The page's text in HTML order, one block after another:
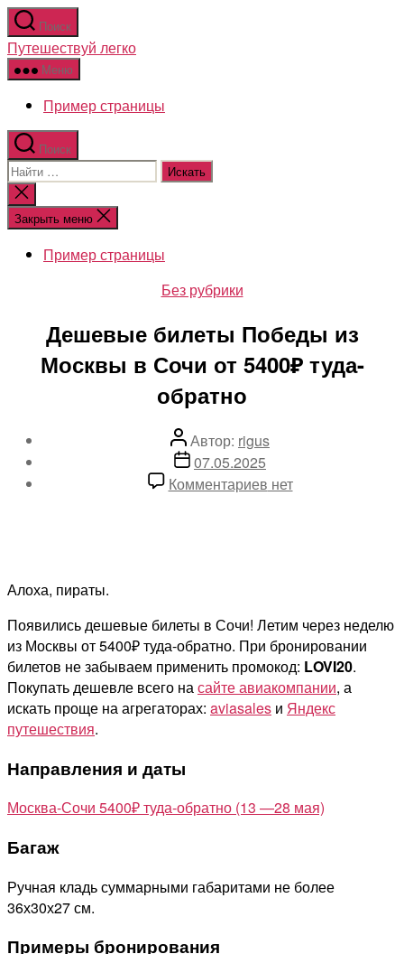
Перейти
к
содержимому
Поиск
Путешествуй легко
Меню
Пример страницы
Поиск
Поиск:
Закрыть
поиск
Закрыть меню
Пример страницы
Рубрики
Без рубрики
Дешевые билеты Победы из
Москвы в Сочи от 5400₽ туда-
обратно
Автор
записи
Автор: rigus
Дата
записи
07.05.2025
Комментариевк
в
Сочи
от
5400₽
туда-
нет
Алоха, пираты.
Появились дешевые билеты в Сочи! Летим через неделю
из Москвы от 5400₽ туда-обратно. При бронировании
билетов не забываем применить промокод: LOVI20.
Покупать дешевле всего насайте авиакомпании, а
искать проще на агрегаторах: aviasales и Яндекс
путешествия.
Направления и даты
Москва-Сочи 5400₽ туда-обратно (13 —28 мая)
Багаж
Ручная кладь суммарными габаритами не более
36х30х27 см.
Примеры бронирования